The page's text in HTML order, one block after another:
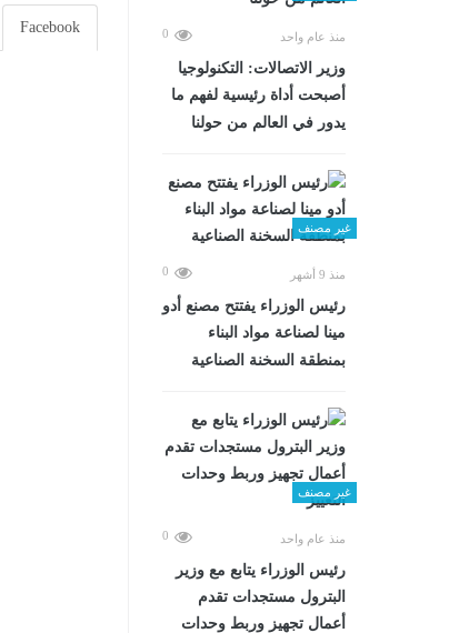
منذ عام واحد 0
وزير الاتصالات: التكنولوجيا
أصبحت أداة رئيسية لفهم ما
يدور في العالم من حولنا
غير مصنف
منذ 9 أشهر 0
رئيس الوزراء يفتتح مصنع أدو
مينا لصناعة مواد البناء
بمنطقة السخنة الصناعية
غير مصنف
منذ عام واحد 0
رئيس الوزراء يتابع مع وزير
البترول مستجدات تقدم
أعمال تجهيز وربط وحدات
Facebook